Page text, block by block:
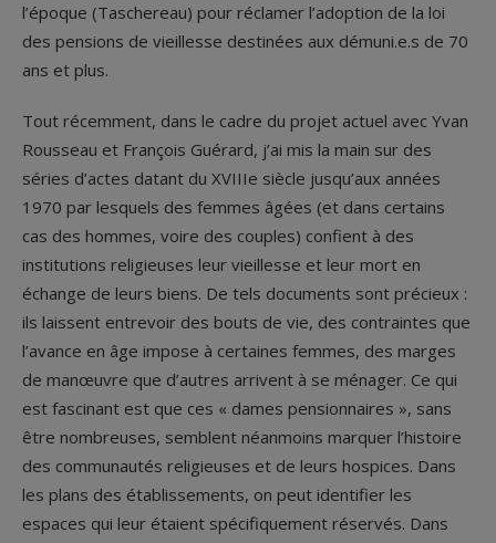
l’époque (Taschereau) pour réclamer l’adoption de la loi
des pensions de vieillesse destinées aux démuni.e.s de 70
ans et plus.
Tout récemment, dans le cadre du projet actuel avec Yvan
Rousseau et François Guérard, j’ai mis la main sur des
séries d’actes datant du XVIIIe siècle jusqu’aux années
1970 par lesquels des femmes âgées (et dans certains
cas des hommes, voire des couples) confient à des
institutions religieuses leur vieillesse et leur mort en
échange de leurs biens. De tels documents sont précieux :
ils laissent entrevoir des bouts de vie, des contraintes que
l’avance en âge impose à certaines femmes, des marges
de manœuvre que d’autres arrivent à se ménager. Ce qui
est fascinant est que ces « dames pensionnaires », sans
être nombreuses, semblent néanmoins marquer l’histoire
des communautés religieuses et de leurs hospices. Dans
les plans des établissements, on peut identifier les
espaces qui leur étaient spécifiquement réservés. Dans